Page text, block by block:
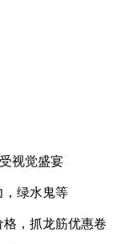
视觉盛宴
，绿水鬼等
，抓龙筋优惠卷